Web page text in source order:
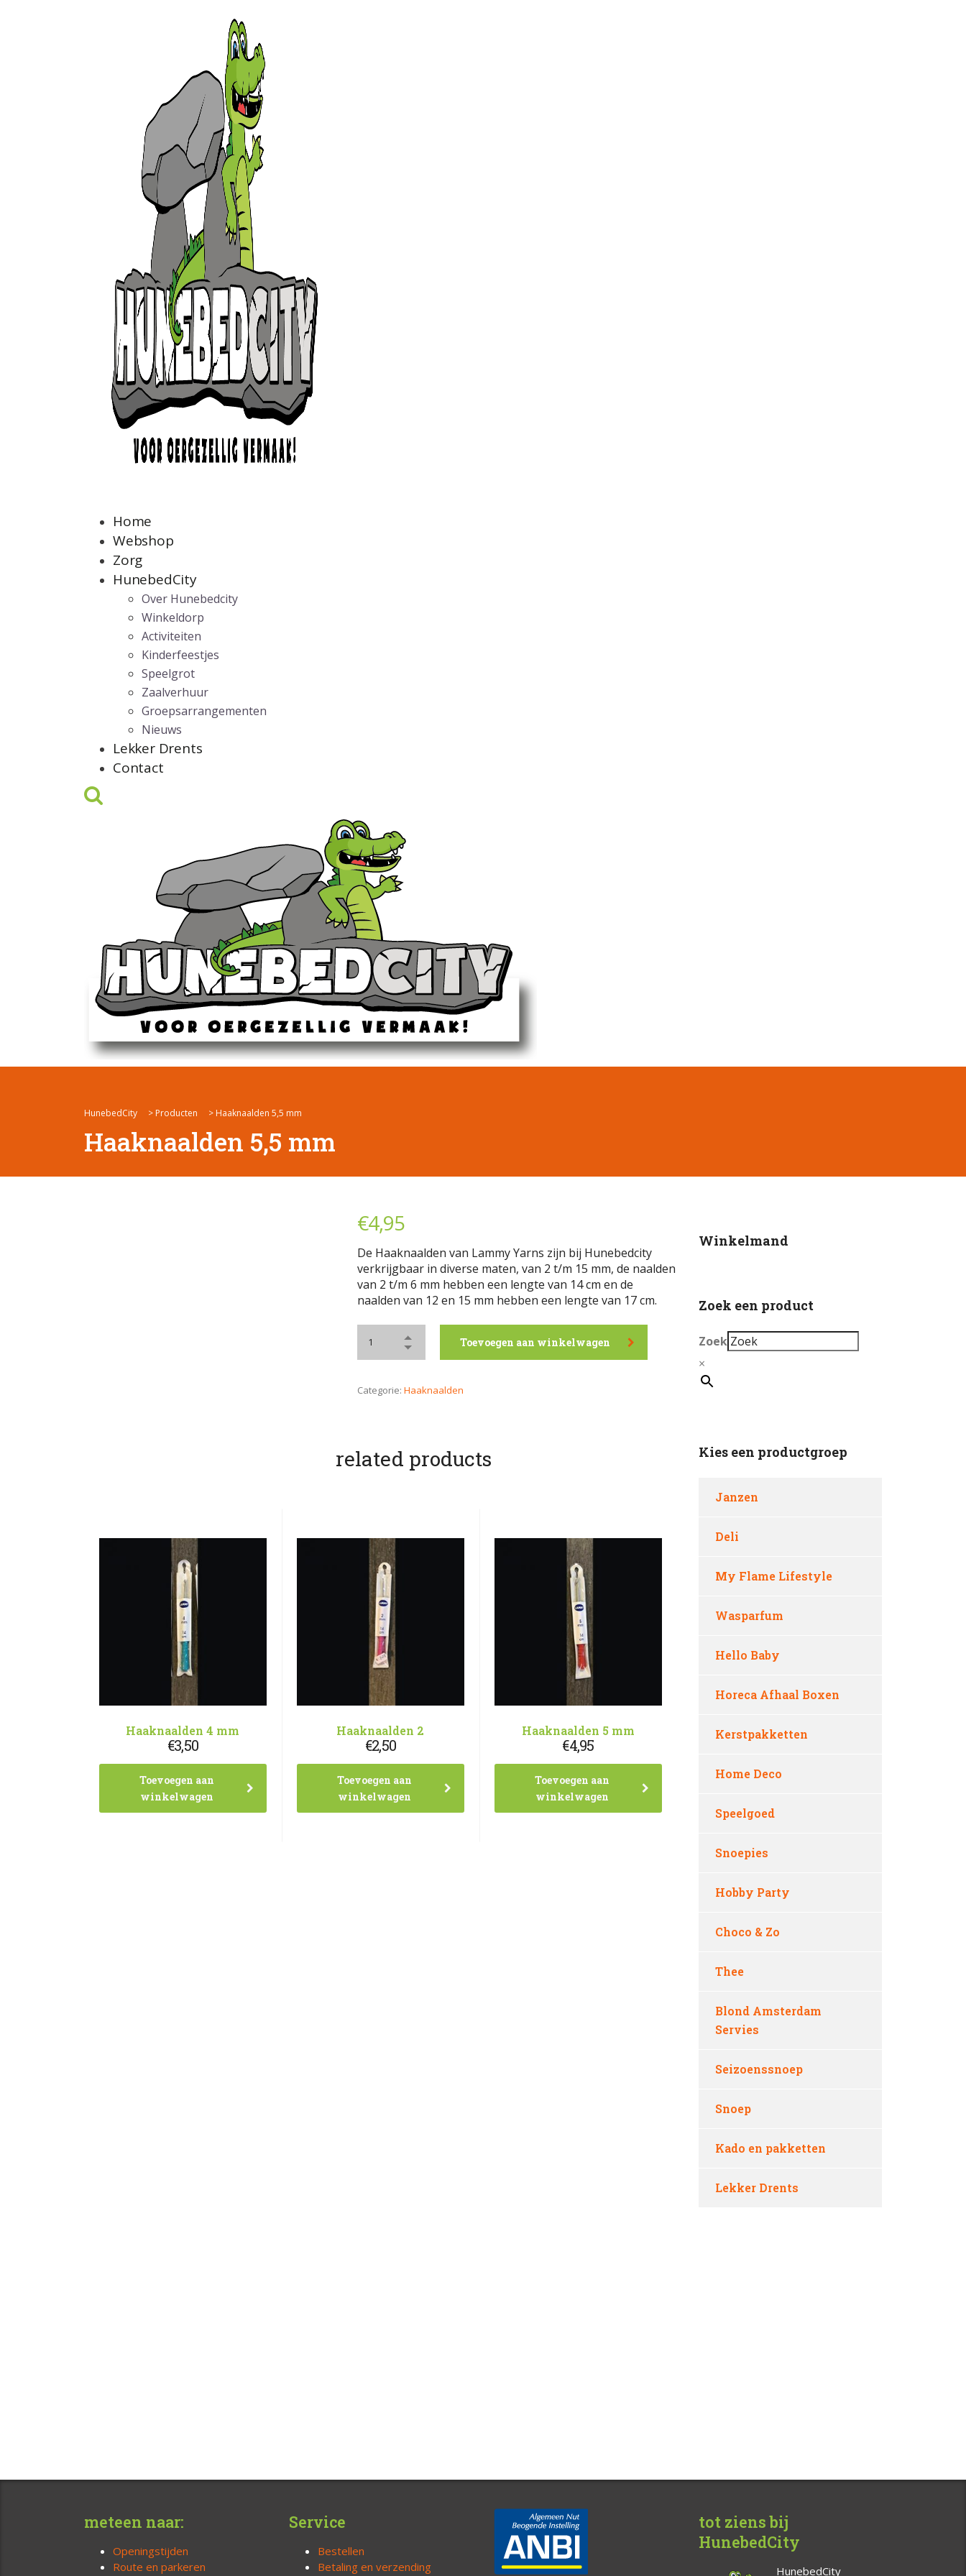
Home
Webshop
Zorg
HunebedCity
Over Hunebedcity
Winkeldorp
Activiteiten
Kinderfeestjes
Speelgrot
Zaalverhuur
Groepsarrangementen
Nieuws
Lekker Drents
Contact
HunebedCity > Producten > Haaknaalden 5,5 mm
Haaknaalden 5,5 mm
€4,95
De Haaknaalden van Lammy Yarns zijn bij Hunebedcity
verkrijgbaar in diverse maten, van 2 t/m 15 mm, de naalden
van 2 t/m 6 mm hebben een lengte van 14 cm en de
naalden van 12 en 15 mm hebben een lengte van 17 cm.
Toevoegen aan winkelwagen
Categorie: Haaknaalden
related products
Haaknaalden 4 mm
€3,50
Toevoegen aan
winkelwagen
Haaknaalden 2
€2,50
Toevoegen aan
winkelwagen
Haaknaalden 5 mm
€4,95
Toevoegen aan
winkelwagen
Winkelmand
Zoek een product
Zoek
×
Kies een productgroep
Janzen
Deli
My Flame Lifestyle
Wasparfum
Hello Baby
Horeca Afhaal Boxen
Kerstpakketten
Home Deco
Speelgoed
Snoepies
Hobby Party
Choco & Zo
Thee
Blond Amsterdam
Servies
Seizoenssnoep
Snoep
Kado en pakketten
Lekker Drents
meteen naar:
Openingstijden
Route en parkeren
Service
Bestellen
Betaling en verzending
tot ziens bij
HunebedCity
HunebedCity